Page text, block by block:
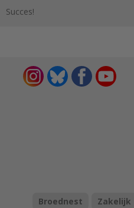
Succes!
Broednest Zakelijk